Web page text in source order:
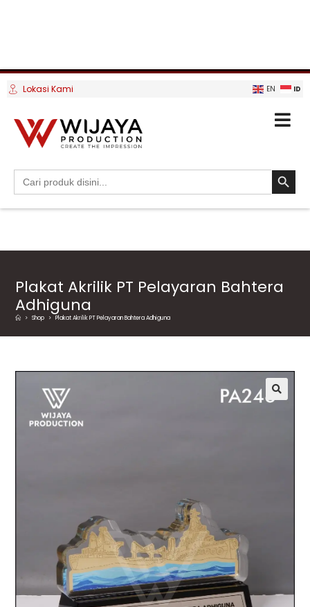
Lokasi Kami EN ID
Search
for:
SEARCH
Plakat Akrilik PT Pelayaran Bahtera
Adhiguna
> Shop > Plakat Akrilik PT Pelayaran Bahtera Adhiguna